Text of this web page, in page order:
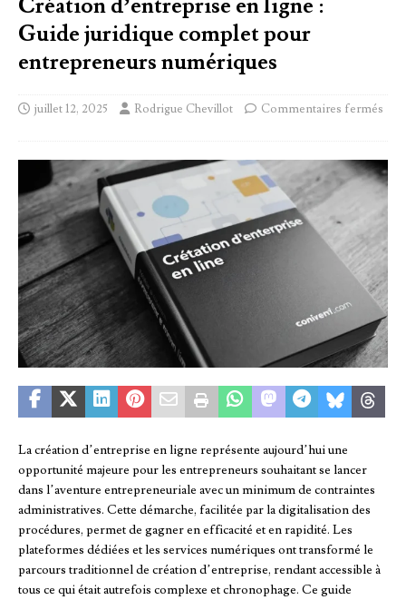
Guide juridique complet pour
entrepreneurs numériques
juillet 12, 2025 Rodrigue Chevillot Commentaires fermés
La création d’entreprise en ligne représente aujourd’hui une
opportunité majeure pour les entrepreneurs souhaitant se lancer
dans l’aventure entrepreneuriale avec un minimum de contraintes
administratives. Cette démarche, facilitée par la digitalisation des
procédures, permet de gagner en efficacité et en rapidité. Les
plateformes dédiées et les services numériques ont transformé le
parcours traditionnel de création d’entreprise, rendant accessible à
tous ce qui était autrefois complexe et chronophage. Ce guide